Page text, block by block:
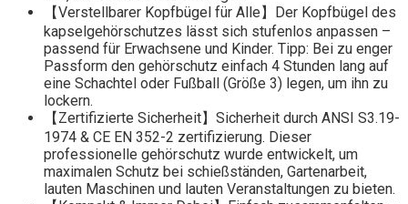
【Verstellbarer Kopfbügel für Alle】Der Kopfbügel des
kapselgehörschutzes lässt sich stufenlos anpassen –
passend für Erwachsene und Kinder. Tipp: Bei zu enger
Passform den gehörschutz einfach 4 Stunden lang auf
eine Schachtel oder Fußball (Größe 3) legen, um ihn zu
lockern.
【Zertifizierte Sicherheit】Sicherheit durch ANSI S3.19-
1974 & CE EN 352-2 zertifizierung. Dieser
professionelle gehörschutz wurde entwickelt, um
maximalen Schutz bei schießständen, Gartenarbeit,
lauten Maschinen und lauten Veranstaltungen zu bieten.